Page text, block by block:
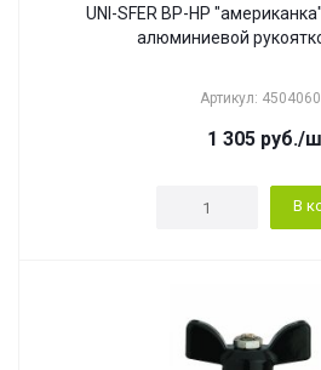
UNI-SFER ВР-НР
алюминиевой
Артикул:
1 305 руб./
В